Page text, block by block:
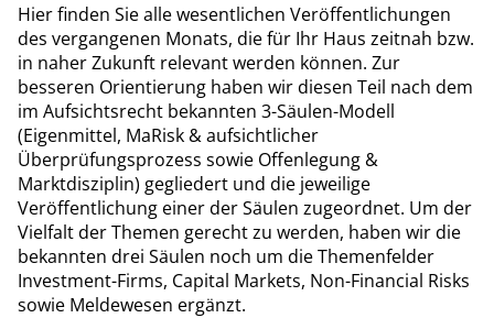
Hier finden Sie alle wesentlichen Veröffentlichungen
des vergangenen Monats, die für Ihr Haus zeitnah bzw.
in naher Zukunft relevant werden können. Zur
besseren Orientierung haben wir diesen Teil nach dem
im Aufsichtsrecht bekannten 3-Säulen-Modell
(Eigenmittel, MaRisk & aufsichtlicher
Überprüfungsprozess sowie Offenlegung &
Marktdisziplin) gegliedert und die jeweilige
Veröffentlichung einer der Säulen zugeordnet. Um der
Vielfalt der Themen gerecht zu werden, haben wir die
bekannten drei Säulen noch um die Themenfelder
Investment-Firms, Capital Markets, Non-Financial Risks
sowie Meldewesen ergänzt.